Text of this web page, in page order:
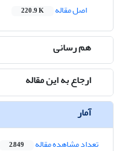
اصل مقاله
220.9 K
هم رسانی
ارجاع به این مقاله
آمار
تعداد مشاهده مقاله 2,849